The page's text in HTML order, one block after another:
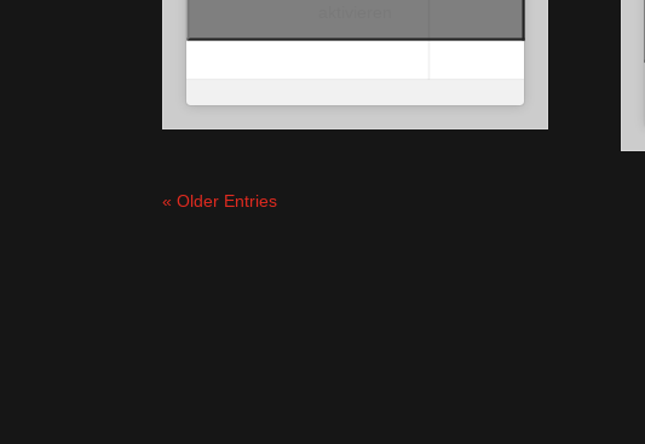
« Older Entries